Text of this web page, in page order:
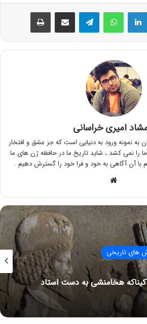
لینکدین واتس آپ تلگرام اشتراک گذاری از طریق ایمیل چاپ
امیری خراسانی
به نمونه ورود به دنیایی است که جز عشق و افتخار
را نمی کشد ، شاید تاریخ ما در حافظه ژن های ما
با آن آگاهی به خود و فرا خود را گسترش دهیم .
های تاریخی
هخامنشی به دست استاد